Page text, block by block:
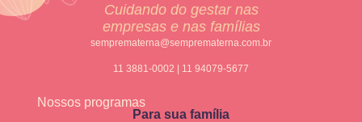
Cuidando do gestar nas
empresas e nas famílias
semprematerna@semprematerna.com.br
11 3881-0002 | 11 94079-5677
Nossos programas
Para sua família